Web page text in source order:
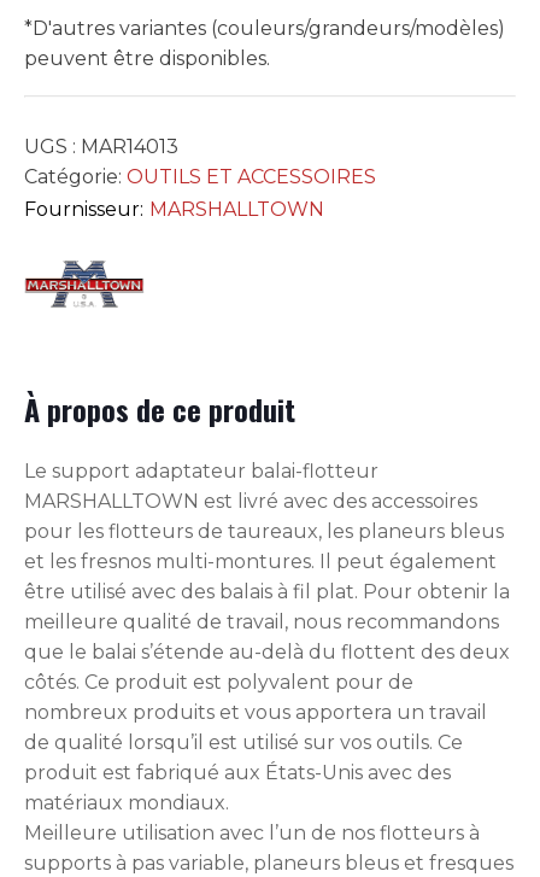
*D'autres variantes (couleurs/grandeurs/modèles)
peuvent être disponibles.
UGS : MAR14013
Catégorie: OUTILS ET ACCESSOIRES
Fournisseur: MARSHALLTOWN
À propos de ce produit
Le support adaptateur balai-flotteur
MARSHALLTOWN est livré avec des accessoires
pour les flotteurs de taureaux, les planeurs bleus
et les fresnos multi-montures. Il peut également
être utilisé avec des balais à fil plat. Pour obtenir la
meilleure qualité de travail, nous recommandons
que le balai s’étende au-delà du flottent des deux
côtés. Ce produit est polyvalent pour de
nombreux produits et vous apportera un travail
de qualité lorsqu’il est utilisé sur vos outils. Ce
produit est fabriqué aux États-Unis avec des
matériaux mondiaux.
Meilleure utilisation avec l’un de nos flotteurs à
supports à pas variable, planeurs bleus et fresques